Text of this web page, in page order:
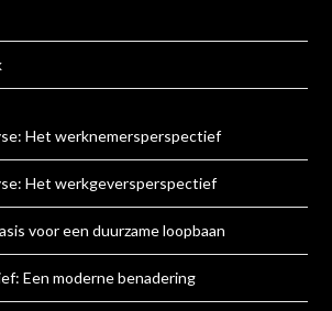
Het werknemersperspectief
Het werkgeversperspectief
voor een duurzame loopbaan
Een moderne benadering